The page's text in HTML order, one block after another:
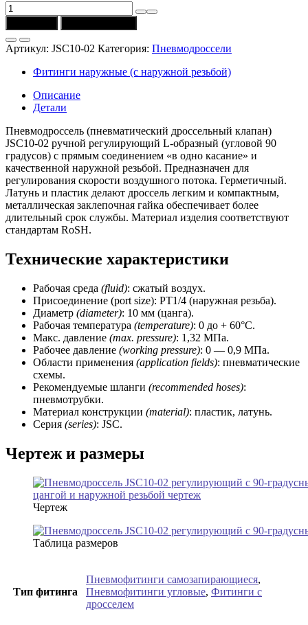
Количество
товара
Пневмодроссель
JSC10-
02
PT1/4)
CSNSP
Артикул: JSC10-02 Категория: Пневмодроссели
Фитинги наружные (с наружной резьбой)
Описание
Детали
Пневмодроссель (пневматический дроссельный клапан)
JSC10-02 ручной регулирующий L-образный (угловой 90
градусов) с прямым соединением «в одно касание» и
качественной наружной резьбой. Предназначен для
регулирования скорости воздушного потока. Герметичный.
Латунь и пластик делают дроссель легким и компактным,
металлическая заклепочная гайка обеспечивает более
длительный срок службы. Материал изделия соответствуют
стандартам RoSH.
Технические характеристики
Рабочая среда (fluid): сжатый воздух.
Присоединение (port size): РТ1/4 (наружная резьба).
Диаметр (diameter): 10 мм (цанга).
Рабочая температура (temperature): 0 до + 60°C.
Макс. давление (max. pressure): 1,32 МПа.
Рабочее давление (working pressure): 0 — 0,9 МПа.
Области применения (application fields): пневматические
схемы.
Рекомендуемые шланги (recommended hoses):
пневмотрубки.
Материал конструкции (material): пластик, латунь.
Серия (series): JSC.
Чертеж и размеры
Чертеж
Таблица размеров
Тип фитинга
Пневмофитинги самозапирающиеся,
Пневмофитинги угловые, Фитинги с
дросселем